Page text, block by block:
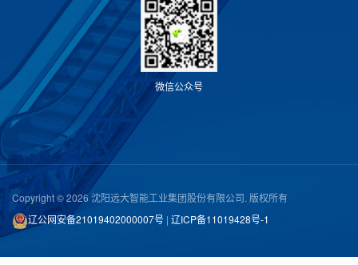
微信公众号
Copyright © 2026 沈阳远大智能工业集团股份有限公司. 版权所有
辽公网安备21019402000007号 | 辽ICP备11019428号-1